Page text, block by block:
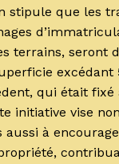
stipule que les
terrains, seront
excédant
qui était fixé
initiative vise
à